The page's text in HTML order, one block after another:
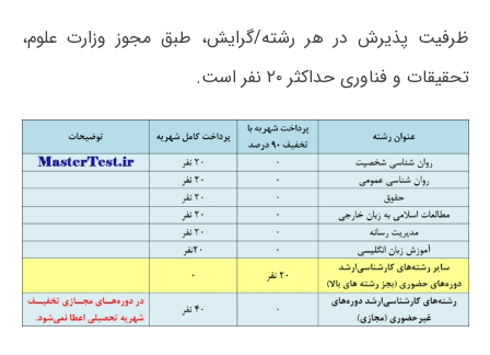
ظرفیت پذیرش در هر رشته/گرایش، طبق مجوز وزارت علوم،
تحقیقات و فناوری حداکثر ۲۰ نفر است.